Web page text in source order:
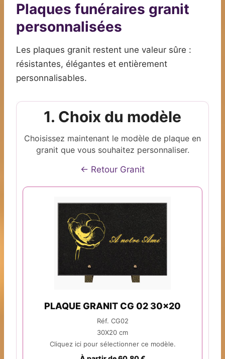
Plaques funéraires granit
personnalisées
Les plaques granit restent une valeur sûre :
résistantes, élégantes et entièrement
personnalisables.
1. Choix du modèle
Choisissez maintenant le modèle de plaque en
granit que vous souhaitez personnaliser.
← Retour Granit
PLAQUE GRANIT CG 02 30x20
Réf. CG02
30X20 cm
Cliquez ici pour sélectionner ce modèle.